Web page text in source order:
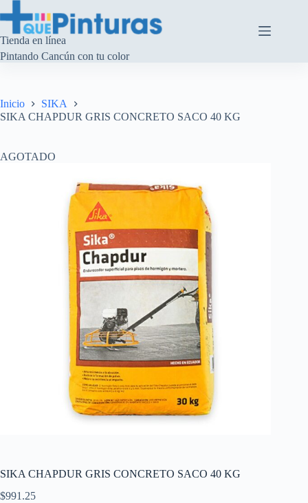
al
contenido
Tienda en línea
Pintando Cancún con tu color
Inicio
SIKA
SIKA CHAPDUR GRIS CONCRETO SACO 40 KG
AGOTADO
SIKA CHAPDUR GRIS CONCRETO SACO 40 KG
$991.25